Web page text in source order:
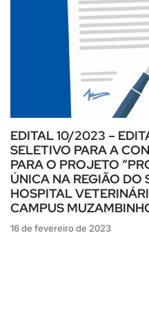
EDITAL 10/2023 –
SELETIVO PARA A
PARA O PROJETO
ÚNICA NA REGIÃO DO
HOSPITAL
CAMPUS
16 de fevereiro de 2023